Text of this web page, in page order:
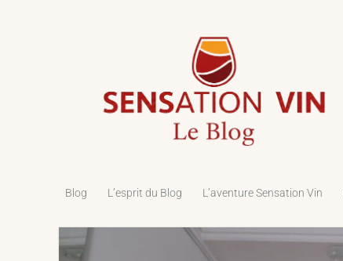
Sensation
Blog L’esprit du Blog L’aventure Sensation Vin